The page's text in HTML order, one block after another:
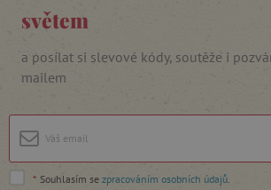
světem
a posílat si slevové kódy, soutěže i
mailem
* Souhlasím se zpracováním osobních údajů